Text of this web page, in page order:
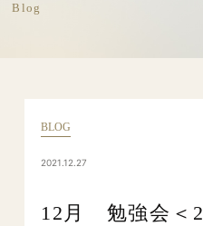
Blog
BLOG
2021.12.27
12月 勉強会＜